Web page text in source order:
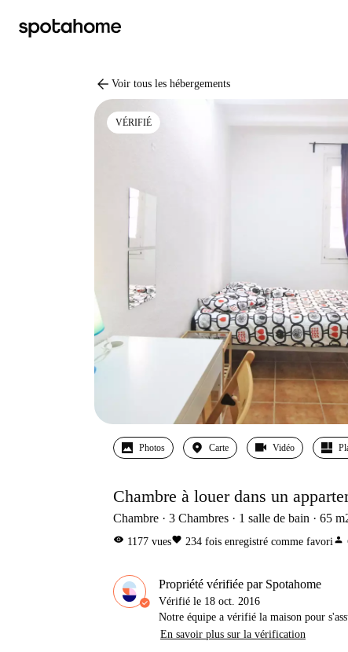
arrow_back Voir tous les hébergements
VÉRIFIÉ
Photos Carte Vidéo
Chambre à louer dans un
Chambre 3 Chambres 1 salle de bain 65
visibility 1177 vuesfavorite 234 fois enregistré comme favoriperson
Propriété vérifiée par Spotahome
Vérifié le 18 oct. 2016
Notre équipe a vérifié la maison pour
En savoir plus sur la vérification